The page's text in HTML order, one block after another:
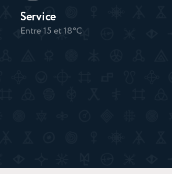
Service
Entre 15 et 18°C